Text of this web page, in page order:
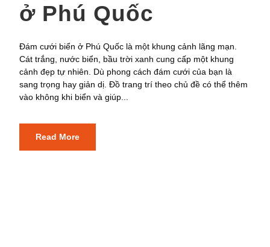
ở Phú Quốc
Đám cưới biển ở Phú Quốc là một khung cảnh lãng mạn.
Cát trắng, nước biển, bầu trời xanh cung cấp một khung
cảnh đẹp tự nhiên. Dù phong cách đám cưới của bạn là
sang trọng hay giản dị. Đồ trang trí theo chủ đề có thể thêm
vào không khi biển và giúp...
Read More